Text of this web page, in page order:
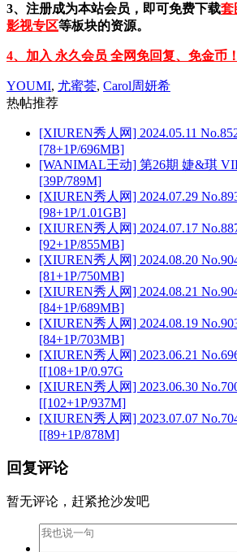
3、注册成为本站会员，即可免费下载套
影视专区等板块的资源。
4、加入 永久会员 全网免回复、免金币
YOUMI, 尤蜜荟, Carol周妍希
热帖推荐
[XIUREN秀人网] 2024.05.11
[78+1P/696MB]
[WANIMAL王动] 第26期 婕&琪
[39P/789M]
[XIUREN秀人网] 2024.07.29
[98+1P/1.01GB]
[XIUREN秀人网] 2024.07.17
[92+1P/855MB]
[XIUREN秀人网] 2024.08.20
[81+1P/750MB]
[XIUREN秀人网] 2024.08.21
[84+1P/689MB]
[XIUREN秀人网] 2024.08.19
[84+1P/703MB]
[XIUREN秀人网] 2023.06.21
[[108+1P/0.97G
[XIUREN秀人网] 2023.06.30
[[102+1P/937M]
[XIUREN秀人网] 2023.07.07
[[89+1P/878M]
回复评论
暂无评论，赶紧抢沙发吧